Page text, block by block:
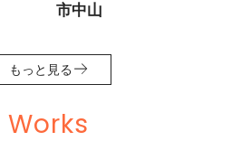
市中山
もっと見る
Works